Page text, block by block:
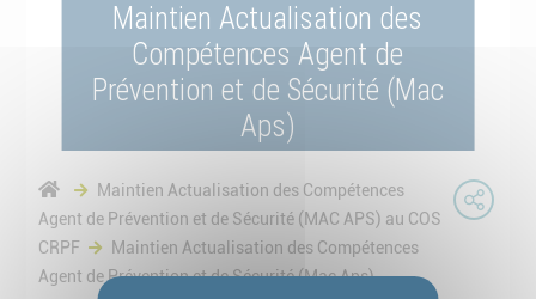
Maintien Actualisation des
Compétences Agent de
Prévention et de Sécurité (Mac
Aps)
Maintien Actualisation des Compétences
Agent de Prévention et de Sécurité (MAC APS) au COS
CRPF
Maintien Actualisation des Compétences
Agent de Prévention et de Sécurité (Mac Aps)